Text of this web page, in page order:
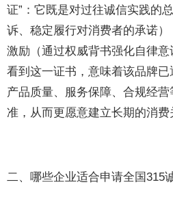
证”：它既是对过往诚信实践的
诉、稳定履行对消费者的承诺
激励（通过权威背书强化自律意
看到这一证书，意味着该品牌
产品质量、服务保障、合规经
准，从而更愿意建立长期的消费
二、哪些企业适合申请全国315